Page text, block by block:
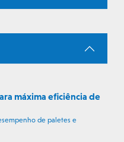
máxima eficiência de
de paletes e